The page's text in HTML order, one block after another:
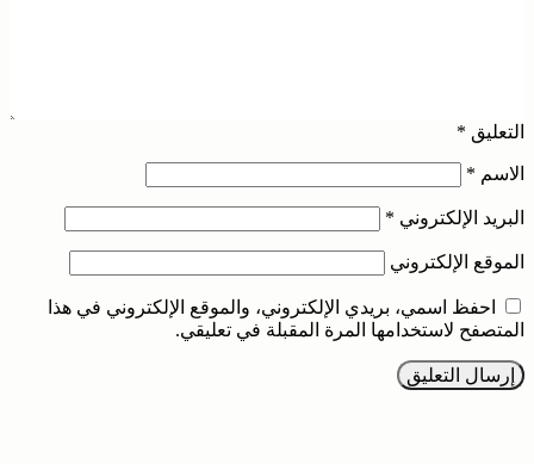
التعليق *
الاسم *
البريد الإلكتروني *
الموقع الإلكتروني
احفظ اسمي، بريدي الإلكتروني، والموقع الإلكتروني في هذا
المتصفح لاستخدامها المرة المقبلة في تعليقي.